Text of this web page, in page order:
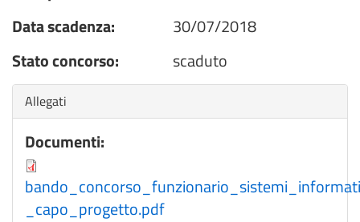
Data scadenza:
30/07/2018
Stato concorso:
scaduto
Nascondi
Allegati
Documenti:
_capo_progetto.pdf